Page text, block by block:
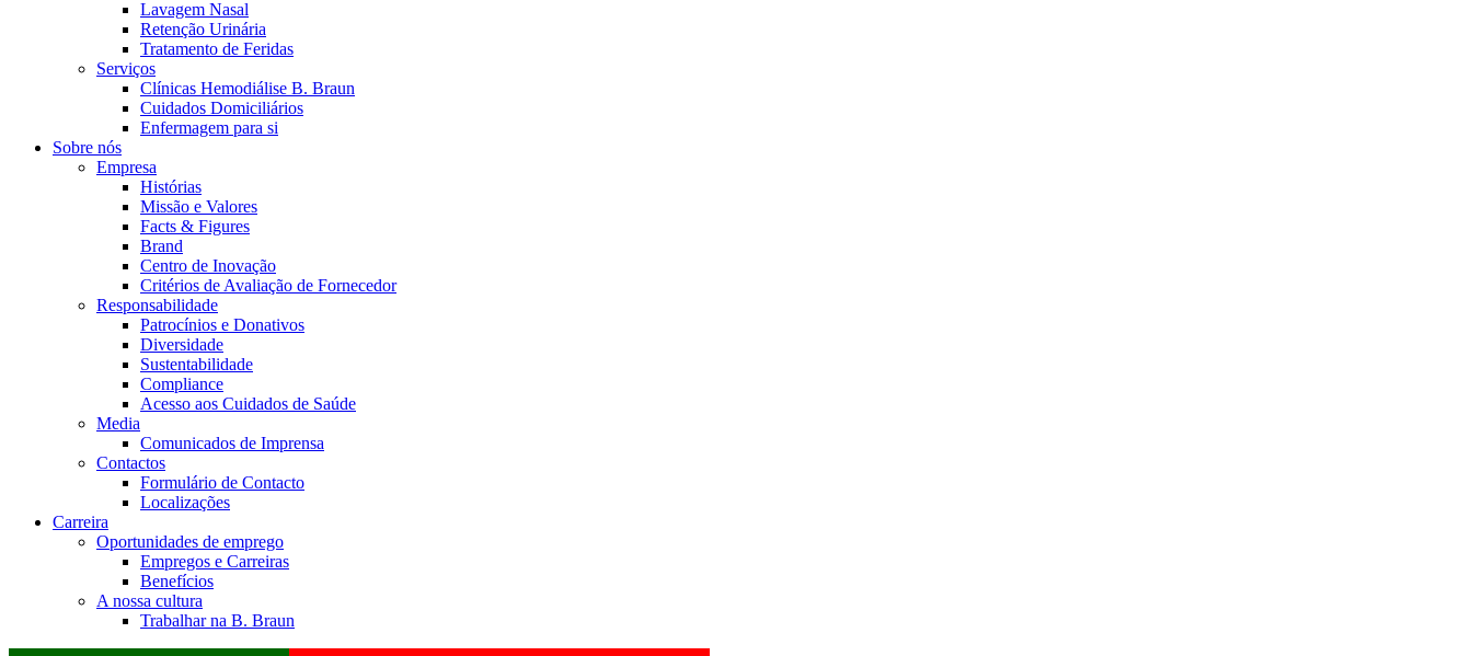
Catálogo de Produtos
Encontre o produto que procura. Visite o catálogo de produtos da B. Braun com o nosso portfólio completo.
Centro de Inovação
Vamos impulsionar juntos a inovação na tecnologia médica. Saiba mais sobre o nosso centro de inovação e apresente a sua ideia.
Lavagem Nasal
Retenção Urinária
Tratamento de Feridas
Serviços
Clínicas Hemodiálise B. Braun
Cuidados Domiciliários
Enfermagem para si
Sobre nós
Empresa
Histórias
Missão e Valores
Facts & Figures
Brand
Centro de Inovação
Critérios de Avaliação de Fornecedor
Responsabilidade
Patrocínios e Donativos
Diversidade
Sustentabilidade
Compliance
Acesso aos Cuidados de Saúde
Media
Comunicados de Imprensa
Contactos
Formulário de Contacto
Localizações
Carreira
Oportunidades de emprego
Empregos e Carreiras
Benefícios
A nossa cultura
Trabalhar na B. Braun